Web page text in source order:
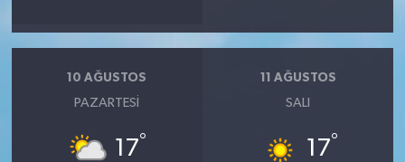
10 AĞUSTOS
PAZARTESI
17°
11 AĞUSTOS
SALI
17°